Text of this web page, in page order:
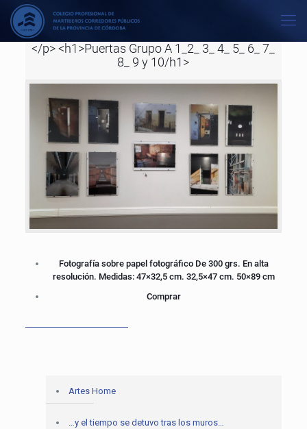
</p> <h1>Puertas Grupo A 1_2_ 3_ 4_ 5_ 6_ 7_
8_ 9 y 10/h1>
Fotografía sobre papel fotográfico De 300 grs. En alta
resolución. Medidas: 47×32,5 cm. 32,5×47 cm. 50×89 cm
Comprar
Artes Home
…y el tiempo se detuvo tras los muros…